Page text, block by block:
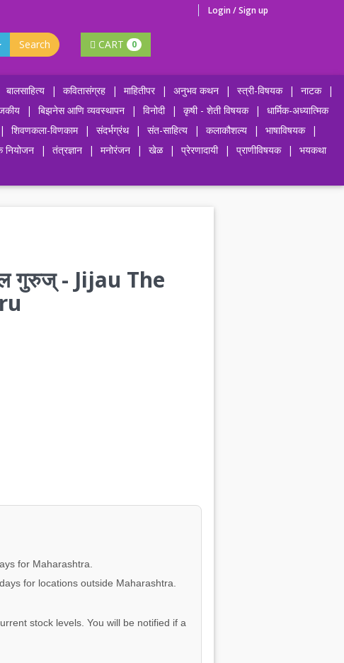
Login / Sign up
Search CART 0
बालसाहित्य | कवितासंग्रह | माहितीपर | अनुभव कथन | स्त्री-विषयक | नाटक
|
| बिझनेस आणि व्यवस्थापन | विनोदी | कृषी - शेती विषयक |
धार्मिक-अध्यात्मिक
| शिवणकला-विणकाम | संदर्भग्रंथ | संत-साहित्य | कलाकौशल्य | भाषाविषयक
|
नियोजन | तंत्रज्ञान | मनोरंजन | खेळ | प्रेरणादायी | प्राणीविषयक |
भयकथा
गुरुज् - Jijau The
for Maharashtra.
for locations outside Maharashtra.
stock levels. You will be notified if a